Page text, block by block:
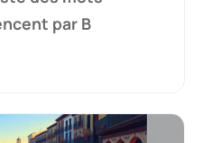
par B